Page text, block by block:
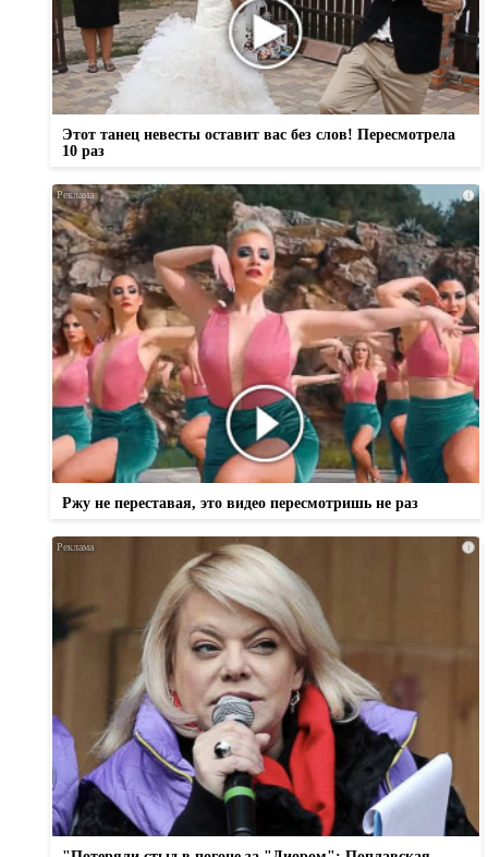
Этот танец невесты оставит вас без слов! Пересмотрела
10 раз
i
Ржу не переставая, это видео пересмотришь не раз
i